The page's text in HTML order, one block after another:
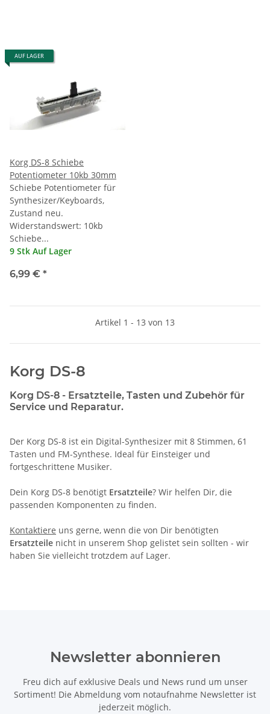
AUF LAGER
Korg DS-8 Schiebe
Potentiometer 10kb 30mm
Schiebe Potentiometer für
Synthesizer/Keyboards,
Zustand neu.
Widerstandswert: 10kb
Schiebe...
9 Stk Auf Lager
6,99 € *
Artikel 1 - 13 von 13
Korg DS-8
Korg DS-8 - Ersatzteile, Tasten und Zubehör für
Service und Reparatur.
Der Korg DS-8 ist ein Digital-Synthesizer mit 8 Stimmen, 61
Tasten und FM-Synthese. Ideal für Einsteiger und
fortgeschrittene Musiker.
Dein Korg DS-8 benötigt Ersatzteile? Wir helfen Dir, die
passenden Komponenten zu finden.
Kontaktiere uns gerne, wenn die von Dir benötigten
Ersatzteile nicht in unserem Shop gelistet sein sollten - wir
haben Sie vielleicht trotzdem auf Lager.
Newsletter abonnieren
Freu dich auf exklusive Deals und News rund um unser
Sortiment! Die Abmeldung vom notaufnahme Newsletter ist
jederzeit möglich.